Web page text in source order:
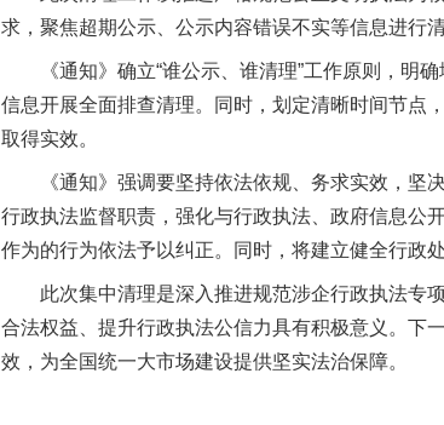
求，聚焦超期公示、公示内容错误不实等信息进行
《通知》确立“谁公示、谁清理”工作原则，明确
信息开展全面排查清理。同时，划定清晰时间节点
取得实效。
《通知》强调要坚持依法依规、务求实效，坚决
行政执法监督职责，强化与行政执法、政府信息公
作为的行为依法予以纠正。同时，将建立健全行政
此次集中清理是深入推进规范涉企行政执法专项
合法权益、提升行政执法公信力具有积极意义。下
效，为全国统一大市场建设提供坚实法治保障。
以产业富民促振兴